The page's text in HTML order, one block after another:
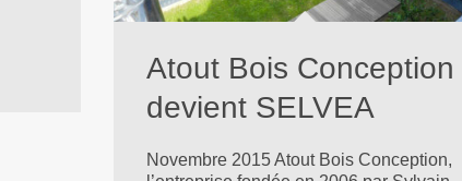
Atout Bois Conception
devient SELVEA
Novembre 2015 Atout Bois Conception,